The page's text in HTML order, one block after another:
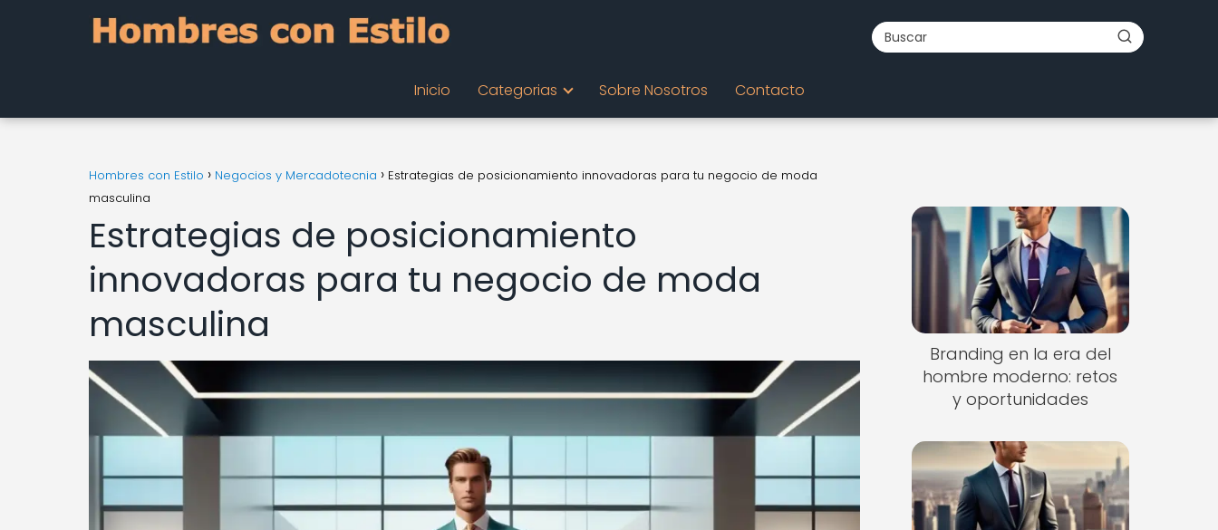
Inicio Categorias Sobre Nosotros Contacto
Hombres con Estilo Negocios y Mercadotecnia
Estrategias de posicionamiento innovadoras para tu negocio de moda
masculina
Estrategias de posicionamiento
innovadoras para tu negocio de moda
masculina
Branding en la era del
hombre moderno: retos
y oportunidades